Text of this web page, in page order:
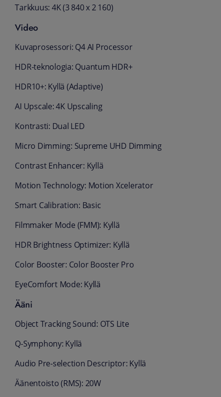
Tarkkuus: 4K (3 840 x 2 160)
Video
Kuvaprosessori: Q4 AI Processor
HDR-teknologia: Quantum HDR+
HDR10+: Kyllä (Adaptive)
AI Upscale: 4K Upscaling
Kontrasti: Dual LED
Micro Dimming: Supreme UHD Dimming
Contrast Enhancer: Kyllä
Motion Technology: Motion Xcelerator
Smart Calibration: Basic
Filmmaker Mode (FMM): Kyllä
HDR Brightness Optimizer: Kyllä
Color Booster: Color Booster Pro
EyeComfort Mode: Kyllä
Ääni
Object Tracking Sound: OTS Lite
Q-Symphony: Kyllä
Audio Pre-selection Descriptor: Kyllä
Äänentoisto (RMS): 20W